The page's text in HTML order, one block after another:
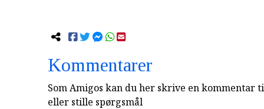
Kommentarer
Som Amigos kan du her skrive en kommentar
eller stille spørgsmål